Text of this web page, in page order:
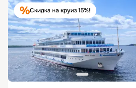
Скидка на круиз 15%!